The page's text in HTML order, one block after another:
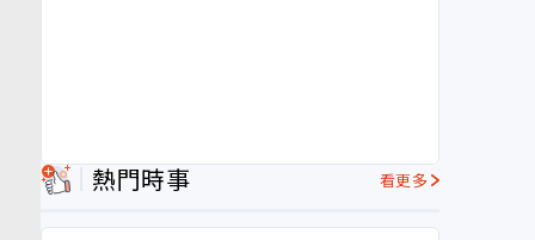
熱門時事 看更多